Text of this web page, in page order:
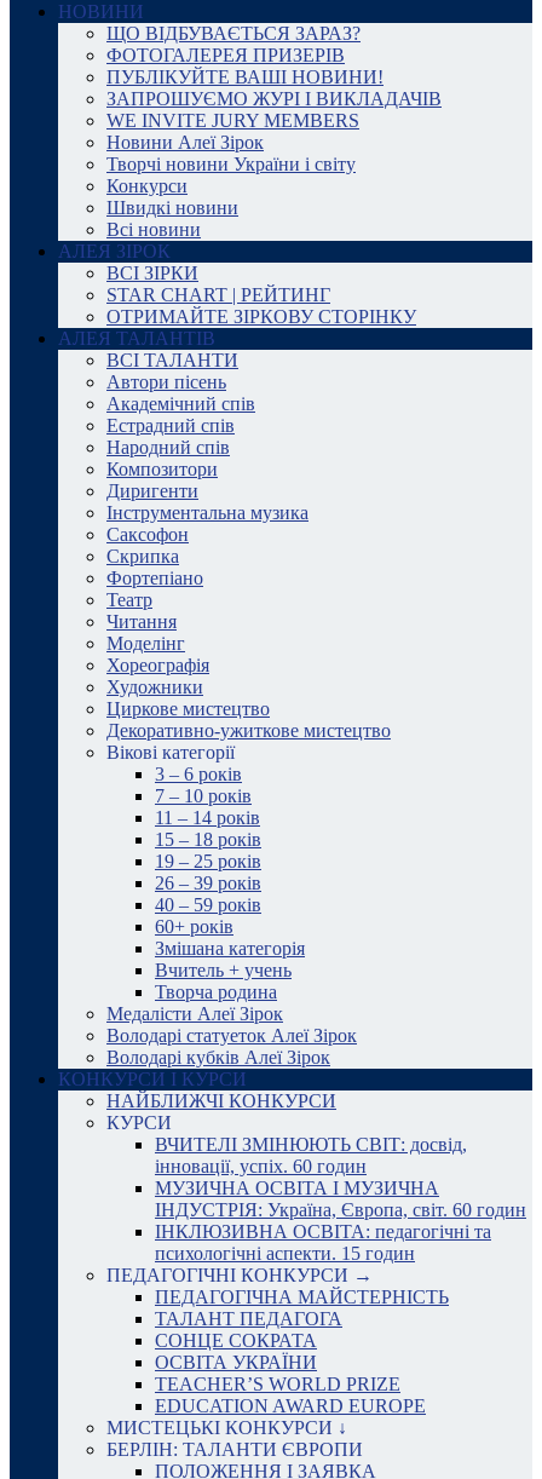
НОВИНИ
ЩО ВІДБУВАЄТЬСЯ ЗАРАЗ?
ФОТОГАЛЕРЕЯ ПРИЗЕРІВ
ПУБЛІКУЙТЕ ВАШІ НОВИНИ!
ЗАПРОШУЄМО ЖУРІ І ВИКЛАДАЧІВ
WE INVITE JURY MEMBERS
Новини Алеї Зірок
Творчі новини України і світу
Конкурси
Швидкі новини
Всі новини
АЛЕЯ ЗІРОК
ВСІ ЗІРКИ
STAR CHART | РЕЙТИНГ
ОТРИМАЙТЕ ЗІРКОВУ СТОРІНКУ
АЛЕЯ ТАЛАНТІВ
ВСІ ТАЛАНТИ
Автори пісень
Академічний спів
Естрадний спів
Народний спів
Композитори
Диригенти
Інструментальна музика
Саксофон
Скрипка
Фортепіано
Театр
Читання
Моделінг
Хореографія
Художники
Циркове мистецтво
Декоративно-ужиткове мистецтво
Вікові категорії
3 – 6 років
7 – 10 років
11 – 14 років
15 – 18 років
19 – 25 років
26 – 39 років
40 – 59 років
60+ років
Змішана категорія
Вчитель + учень
Творча родина
Медалісти Алеї Зірок
Володарі статуеток Алеї Зірок
Володарі кубків Алеї Зірок
КОНКУРСИ І КУРСИ
НАЙБЛИЖЧІ КОНКУРСИ
КУРСИ
ВЧИТЕЛІ ЗМІНЮЮТЬ СВІТ: досвід,
інновації, успіх. 60 годин
МУЗИЧНА ОСВІТА І МУЗИЧНА
ІНДУСТРІЯ: Україна, Європа, світ. 60 годин
ІНКЛЮЗИВНА ОСВІТА: педагогічні та
психологічні аспекти. 15 годин
ПЕДАГОГІЧНІ КОНКУРСИ →
ПЕДАГОГІЧНА МАЙСТЕРНІСТЬ
ТАЛАНТ ПЕДАГОГА
СОНЦЕ СОКРАТА
ОСВІТА УКРАЇНИ
TEACHER’S WORLD PRIZE
EDUCATION AWARD EUROPE
МИСТЕЦЬКІ КОНКУРСИ ↓
БЕРЛІН: ТАЛАНТИ ЄВРОПИ
ПОЛОЖЕННЯ І ЗАЯВКА